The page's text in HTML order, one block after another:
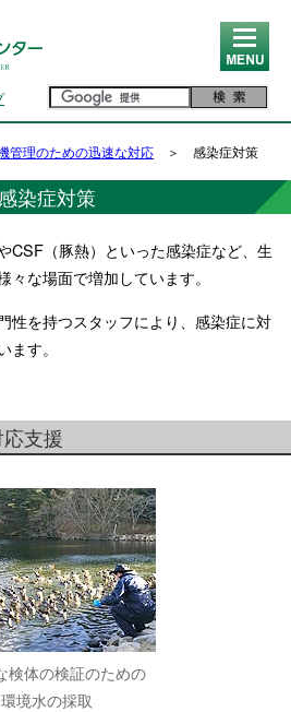
MENU
管理のための迅速な対応 ＞ 感染症対策
感染症対策
CSF（豚熱）といった感染症など、生
な場面で増加しています。
性を持つスタッフにより、感染症に対
す。
支援
検体の検証のための
環境水の採取